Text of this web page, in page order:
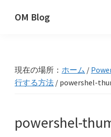
OM Blog
現在の場所： ホーム /
行する方法 / powershel-
powershel-